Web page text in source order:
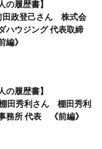
の履歴書】
田政登己さん 株式会
ハウジング 代表取締
》
の履歴書】
棚田秀利さん 棚田秀利
務所 代表 《前編》